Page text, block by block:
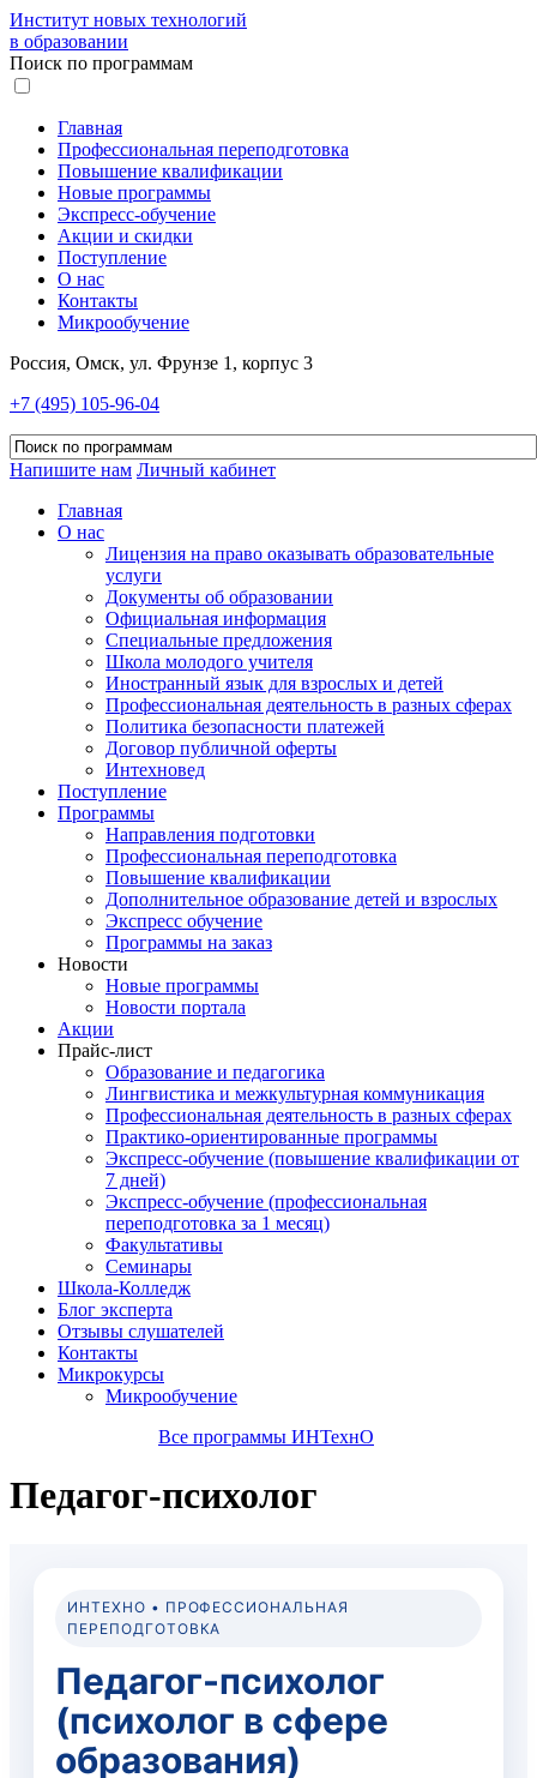
Институт новых технологий
в образовании
Поиск по программам
Главная
Профессиональная переподготовка
Повышение квалификации
Новые программы
Экспресс-обучение
Акции и скидки
Поступление
О нас
Контакты
Микрообучение
Россия, Омск, ул. Фрунзе 1, корпус 3
+7 (495) 105-96-04
Напишите нам Личный кабинет
Главная
О нас
Лицензия на право оказывать образовательные
услуги
Документы об образовании
Официальная информация
Специальные предложения
Школа молодого учителя
Иностранный язык для взрослых и детей
Профессиональная деятельность в разных сферах
Политика безопасности платежей
Договор публичной оферты
Интехновед
Поступление
Программы
Направления подготовки
Профессиональная переподготовка
Повышение квалификации
Дополнительное образование детей и взрослых
Экспресс обучение
Программы на заказ
Новости
Новые программы
Новости портала
Акции
Прайс-лист
Образование и педагогика
Лингвистика и межкультурная коммуникация
Профессиональная деятельность в разных сферах
Практико-ориентированные программы
Экспресс-обучение (повышение квалификации от
7 дней)
Экспресс-обучение (профессиональная
переподготовка за 1 месяц)
Факультативы
Семинары
Школа-Колледж
Блог эксперта
Отзывы слушателей
Контакты
Микрокурсы
Микрообучение
Все программы ИНТехнО
Педагог-психолог
ИНТЕХНО • ПРОФЕССИОНАЛЬНАЯ
ПЕРЕПОДГОТОВКА
Педагог-психолог
(психолог в сфере
образования)